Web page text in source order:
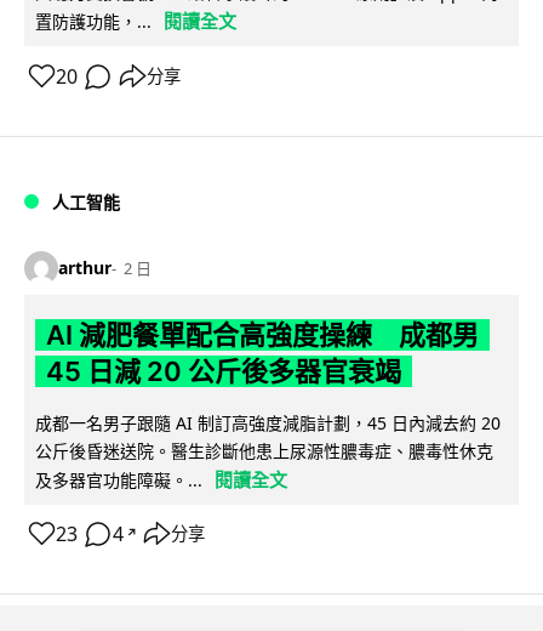
置防護功能，...
閱讀全文
20 分享
人工智能
arthur 2 日
AI 減肥餐單配合高強度操練 成都男
45 日減 20 公斤後多器官衰竭
成都一名男子跟隨 AI 制訂高強度減脂計劃，45 日內減去約 20
公斤後昏迷送院。醫生診斷他患上尿源性膿毒症、膿毒性休克
及多器官功能障礙。...
閱讀全文
23 4 ↗ 分享